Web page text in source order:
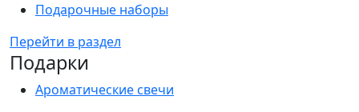
Подарочные наборы
Перейти в раздел
Подарки
Ароматические свечи